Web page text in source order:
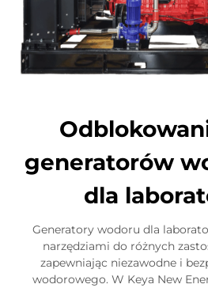
generatorów
dla
Generatory wodoru dla
narzędziami do różnych
zapewniając niezawodne i
wodorowego. W Keya New